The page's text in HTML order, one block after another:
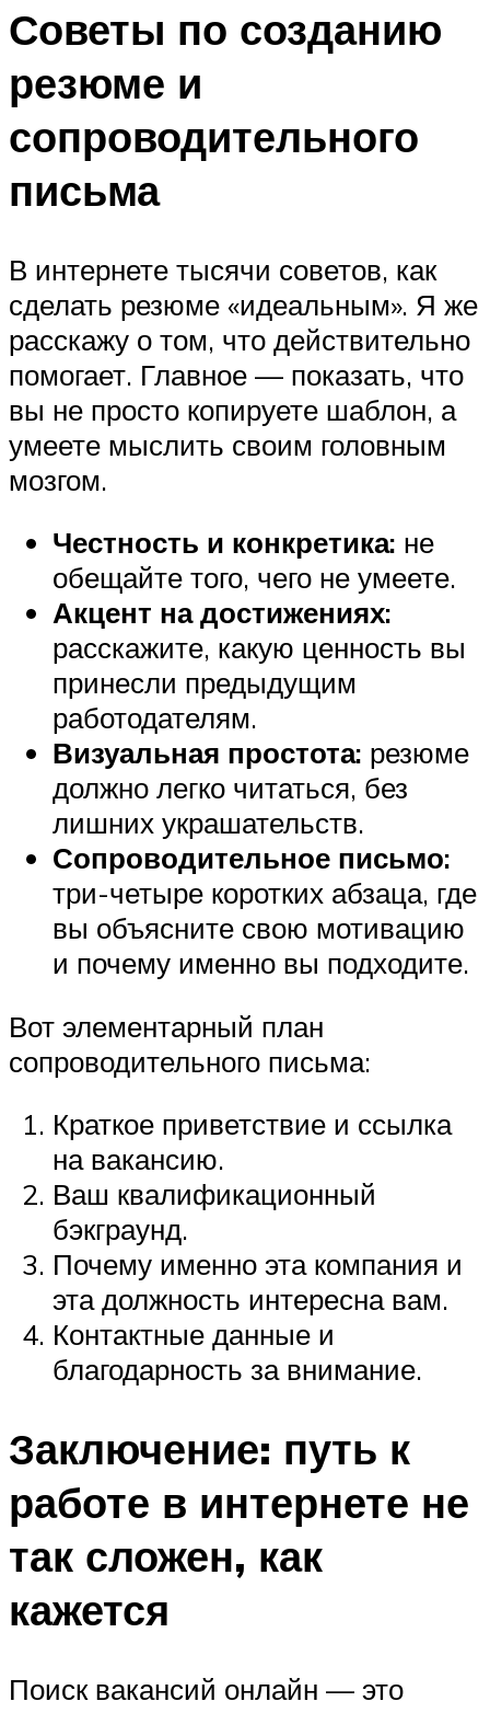
Советы по созданию
резюме и
сопроводительного
письма
В интернете тысячи советов, как
сделать резюме «идеальным». Я же
расскажу о том, что действительно
помогает. Главное — показать, что
вы не просто копируете шаблон, а
умеете мыслить своим головным
мозгом.
Честность и конкретика: не
обещайте того, чего не умеете.
Акцент на достижениях:
расскажите, какую ценность вы
принесли предыдущим
работодателям.
Визуальная простота: резюме
должно легко читаться, без
лишних украшательств.
Сопроводительное письмо:
три-четыре коротких абзаца, где
вы объясните свою мотивацию
и почему именно вы подходите.
Вот элементарный план
сопроводительного письма:
Краткое приветствие и ссылка
на вакансию.
Ваш квалификационный
бэкграунд.
Почему именно эта компания и
эта должность интересна вам.
Контактные данные и
благодарность за внимание.
Заключение: путь к
работе в интернете не
так сложен, как
кажется
Поиск вакансий онлайн — это